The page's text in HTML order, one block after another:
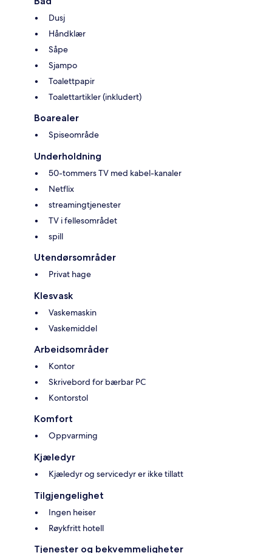
Dusj
Håndklær
Såpe
Sjampo
Toalettpapir
Toalettartikler (inkludert)
Boarealer
Spiseområde
Underholdning
50-tommers TV med kabel-kanaler
Netflix
streamingtjenester
TV i fellesområdet
spill
Utendørsområder
Privat hage
Klesvask
Vaskemaskin
Vaskemiddel
Arbeidsområder
Kontor
Skrivebord for bærbar PC
Kontorstol
Komfort
Oppvarming
Kjæledyr
Kjæledyr og servicedyr er ikke tillatt
Tilgjengelighet
Ingen heiser
Røykfritt hotell
Tjenester og bekvemmeligheter